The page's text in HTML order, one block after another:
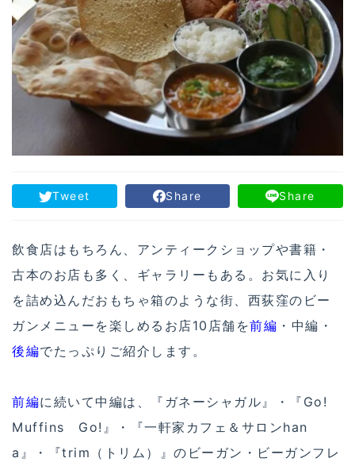
Tweet Share Share
飲食店はもちろん、アンティークショップや書籍・
古本のお店も多く、ギャラリーもある。お気に入り
を詰め込んだおもちゃ箱のような街、西荻窪のビー
ガンメニューを楽しめるお店10店舗を前編 ・中編・
後編でたっぷりご紹介します。
前編に続いて中編は、『ガネーシャガル』・『Go!
Muffins Go!』・『一軒家カフェ＆サロンhan
a』・『trim（トリム）』のビーガン・ビーガンフレ